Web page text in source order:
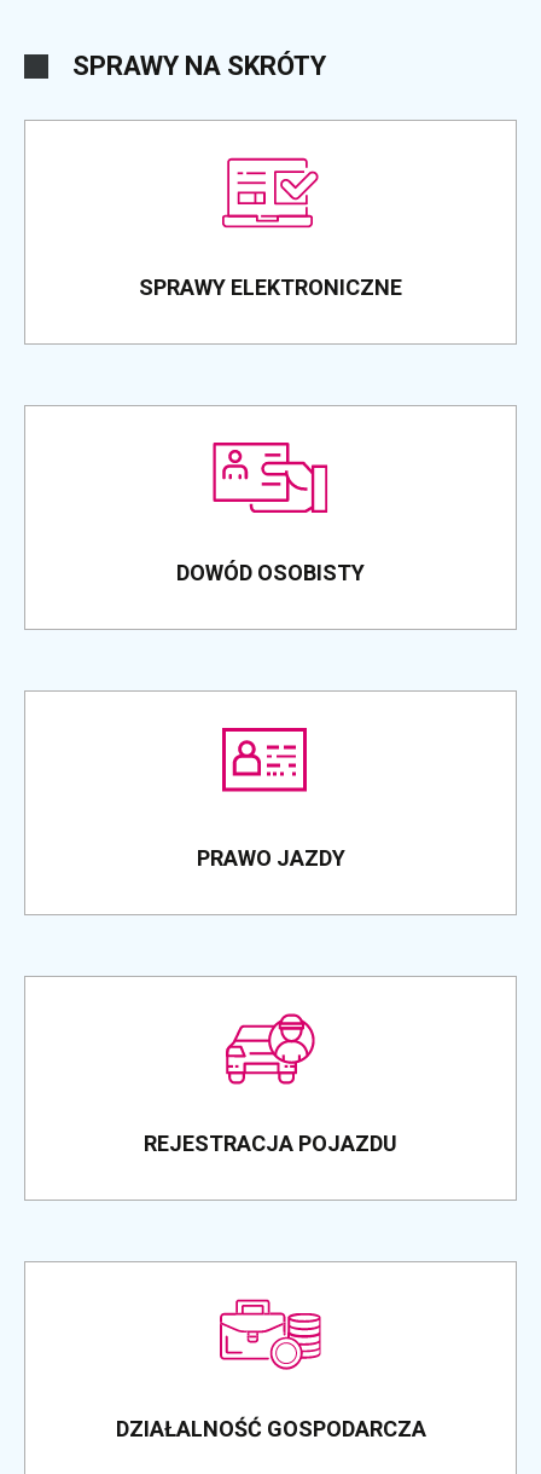
SPRAWY NA SKRÓTY
SPRAWY ELEKTRONICZNE
DOWÓD OSOBISTY
PRAWO JAZDY
REJESTRACJA POJAZDU
DZIAŁALNOŚĆ GOSPODARCZA